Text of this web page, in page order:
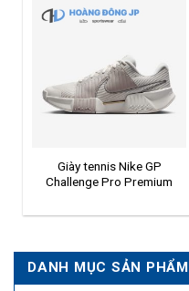
Giày tennis Nike GP
Challenge Pro Premium
DANH MỤC SẢN PHẨM